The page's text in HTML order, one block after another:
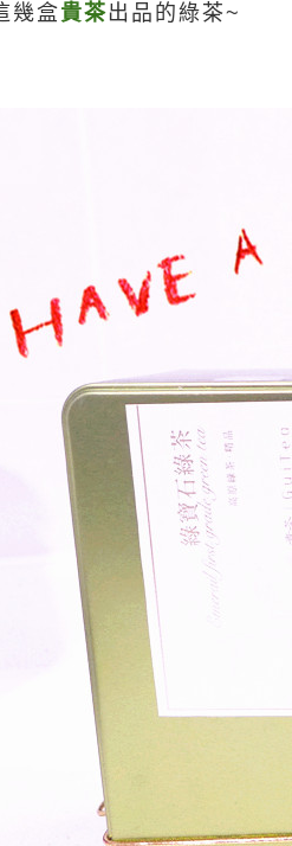
幾盒貴茶出品的綠茶~